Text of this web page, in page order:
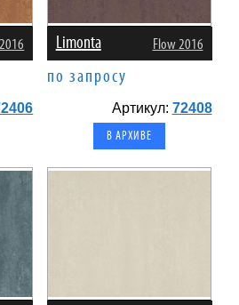
Limonta Flow 2016
по запросу
Артикул: 72408
В АРХИВЕ